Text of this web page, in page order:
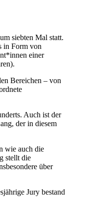
siebten Mal statt.
in Form von
einer
Bereichen – von
Auch ist der
der in diesem
wie auch die
stellt die
über
Jury bestand